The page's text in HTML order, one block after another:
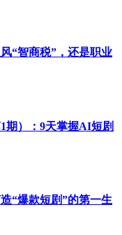
“智商税”，还是职业
期）：9天掌握AI短剧
“爆款短剧”的第一生